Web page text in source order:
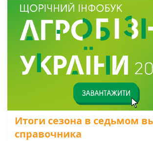
Итоги сезона в седьмом
справочника